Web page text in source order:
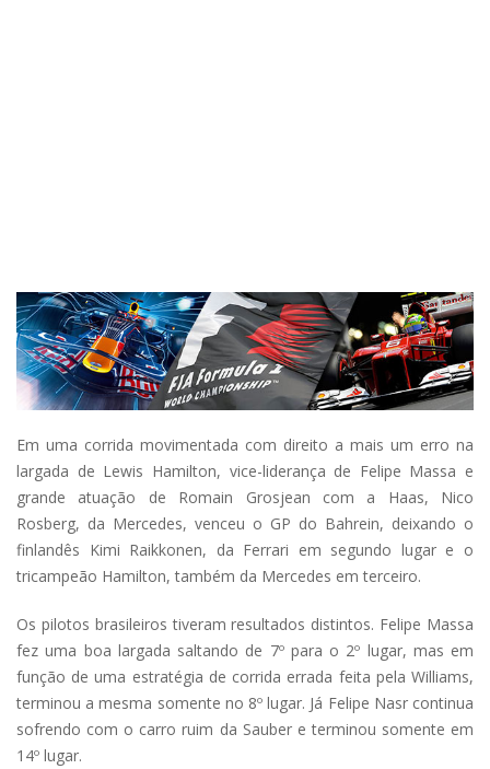
Em uma corrida movimentada com direito a mais um erro na
largada de Lewis Hamilton, vice-liderança de Felipe Massa e
grande atuação de Romain Grosjean com a Haas, Nico
Rosberg, da Mercedes, venceu o GP do Bahrein, deixando o
finlandês Kimi Raikkonen, da Ferrari em segundo lugar e o
tricampeão Hamilton, também da Mercedes em terceiro.
Os pilotos brasileiros tiveram resultados distintos. Felipe Massa
fez uma boa largada saltando de 7º para o 2º lugar, mas em
função de uma estratégia de corrida errada feita pela Williams,
terminou a mesma somente no 8º lugar. Já Felipe Nasr continua
sofrendo com o carro ruim da Sauber e terminou somente em
14º lugar.